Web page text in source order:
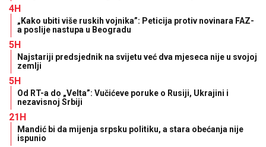
4H
„Kako ubiti više ruskih vojnika”: Peticija protiv novinara FAZ-
a poslije nastupa u Beogradu
5H
Najstariji predsjednik na svijetu već dva mjeseca nije u svojoj
zemlji
5H
Od RT-a do „Velta”: Vučićeve poruke o Rusiji, Ukrajini i
nezavisnoj Srbiji
21H
Mandić bi da mijenja srpsku politiku, a stara obećanja nije
ispunio